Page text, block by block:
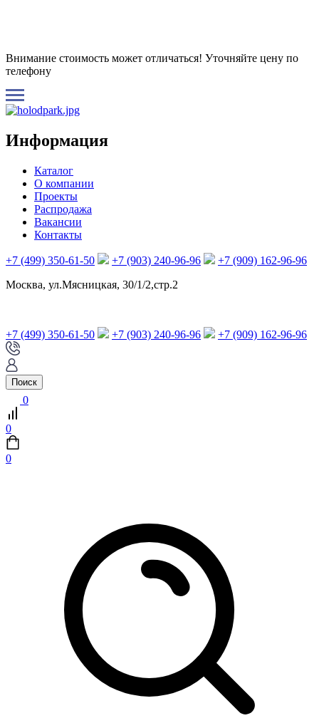
Внимание стоимость может отличаться! Уточняйте цену по
телефону
Информация
Каталог
О компании
Проекты
Распродажа
Вакансии
Контакты
+7 (499) 350-61-50 +7 (903) 240-96-96
+7 (909) 162-96-96
Москва, ул.Мясницкая, 30/1/2,стр.2
+7 (499) 350-61-50 +7 (903) 240-96-96 +7 (909) 162-96-96
Поиск
0
0
0